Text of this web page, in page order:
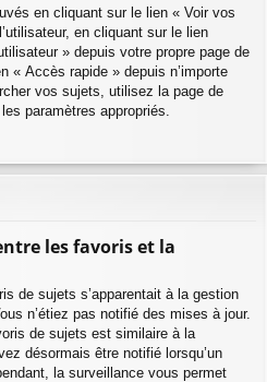
en cliquant sur le lien « Voir vos
en cliquant sur le lien
» depuis votre propre page de
« Accès rapide » depuis n’importe
vos sujets, utilisez la page de
paramètres appropriés.
les favoris et la
de sujets s’apparentait à la gestion
n’étiez pas notifié des mises à jour.
de sujets est similaire à la
désormais être notifié lorsqu’un
la surveillance vous permet